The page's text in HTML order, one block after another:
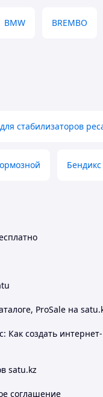
BMW BREMBO
стабилизаторов
ProSale на
Как создать интернет-
satu.kz
соглашение